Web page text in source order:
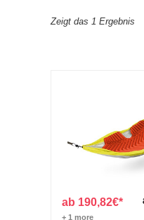
Zeigt das 1 Ergebnis
190,82€
+ 1 more